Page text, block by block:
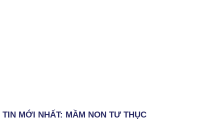
TIN MỚI NHẤT: MẦM NON TƯ THỤC